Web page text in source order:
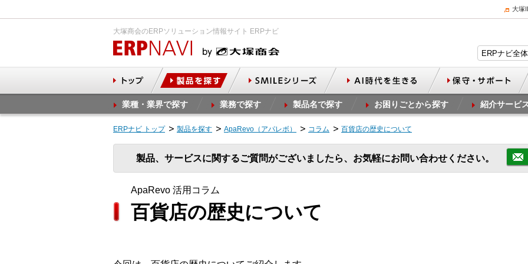
大塚
大塚商会のERPソリューション情報サイト ERPナビ
業種・業界で探す 業務で探す 製品名で探す お困りごとから探す 紹介サービ
ERPナビ トップ 製品を探す ApaRevo（アパレボ） コラム 百貨店の歴史について
製品、サービスに関するご質問がございましたら、お気軽にお問い合わせください。
ApaRevo 活用コラム
百貨店の歴史について